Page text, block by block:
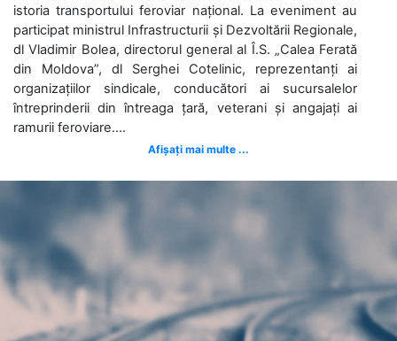
istoria transportului feroviar național. La eveniment au
participat ministrul Infrastructurii și Dezvoltării Regionale,
dl Vladimir Bolea, directorul general al Î.S. „Calea Ferată
din Moldova”, dl Serghei Cotelinic, reprezentanți ai
organizațiilor sindicale, conducători ai sucursalelor
întreprinderii din întreaga țară, veterani și angajați ai
ramurii feroviare....
Afișați mai multe ...